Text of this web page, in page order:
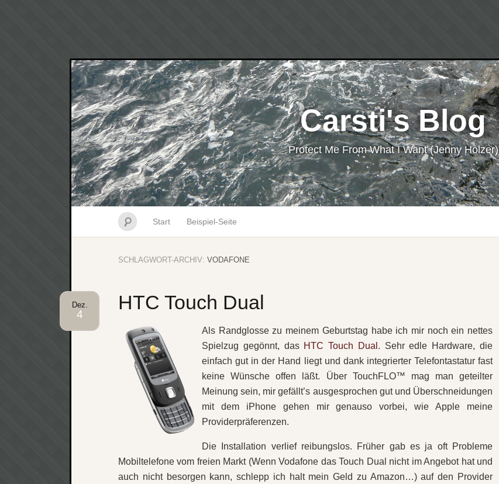
Carsti's Blog
Protect Me From What I Want (Jenny Holzer)
Start Beispiel-Seite
SCHLAGWORT-ARCHIV: VODAFONE
HTC Touch Dual
Dez.
4
Als Randglosse zu meinem Geburtstag habe ich mir noch ein nettes
Spielzug gegönnt, das HTC Touch Dual . Sehr edle Hardware, die
einfach gut in der Hand liegt und dank integrierter Telefontastatur fast
keine Wünsche offen läßt. Über TouchFLO™ mag man geteilter
Meinung sein, mir gefällt’s ausgesprochen gut und Überschneidungen
mit dem iPhone gehen mir genauso vorbei, wie Apple meine
Providerpräferenzen.
Die Installation verlief reibungslos. Früher gab es ja oft Probleme
Mobiltelefone vom freien Markt (Wenn Vodafone das Touch Dual nicht im Angebot hat und
auch nicht besorgen kann, schlepp ich halt mein Geld zu Amazon…) auf den Provider